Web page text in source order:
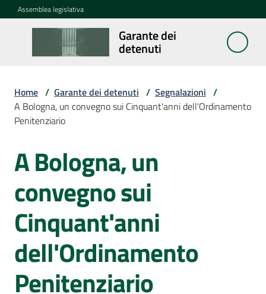
Vai al contenuto
Vai alla navigazione
Vai al footer
Assemblea legislativa
Garante dei
detenuti
Garante
dei
Cosa
Notizie
Segnalazioni
Menu selezionato
Assemblea
legislativa
Home / Garante dei detenuti / Segnalazioni /
A Bologna, un convegno sui Cinquant'anni dell'Ordinamento
Penitenziario
Salta al contenuto
A Bologna, un
convegno sui
Cinquant'anni
dell'Ordinamento
Penitenziario